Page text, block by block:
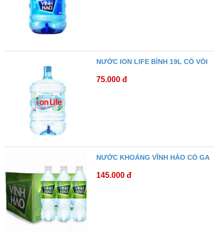
NƯỚC ION LIFE BÌNH 19L CÓ VÒI
75.000 đ
NƯỚC KHOÁNG VĨNH HẢO CÓ GA
145.000 đ